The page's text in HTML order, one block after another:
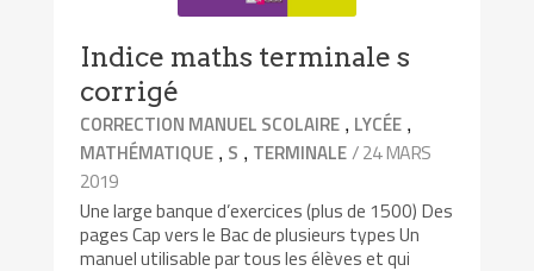
Indice maths terminale s
corrigé
CORRECTION MANUEL SCOLAIRE , LYCÉE ,
MATHÉMATIQUE , S , TERMINALE/ 24 MARS
2019
Une large banque d’exercices (plus de 1500) Des
pages Cap vers le Bac de plusieurs types Un
manuel utilisable par tous les élèves et qui